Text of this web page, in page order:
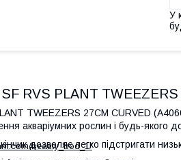
У
SF RVS PLANT
TWEEZERS 27CM CURVED
акваріумних рослин і будь-якого
дозволяє легко підстригати
beauty_bod_1/